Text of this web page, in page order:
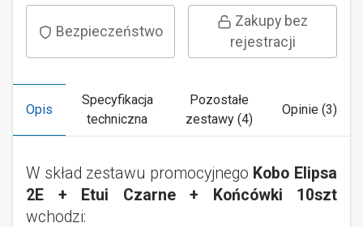
Bezpieczeństwo
Zakupy bez
rejestracji
Opis
Specyfikacja
techniczna
Pozostałe
zestawy (4)
Opinie (3)
W skład zestawu promocyjnego Kobo Elipsa
2E + Etui Czarne + Końcówki 10szt
wchodzi: